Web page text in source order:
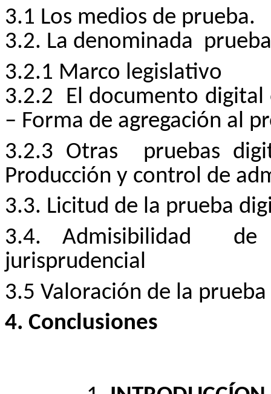
3.1 Los medios de prueba.
3.2. La denominada
3.2.1 Marco legislativo
3.2.2
El documento
– Forma de agregación al
3.2.3 Otras
pruebas
Producción y control de
3.3. Licitud de la prueba
3.4. Admisibilidad
de
jurisprudencial
3.5 Valoración de la
4. Conclusiones